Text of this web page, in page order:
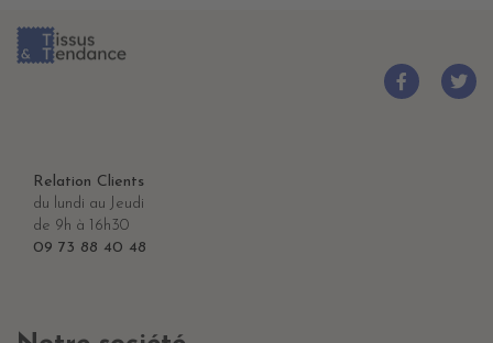
Relation Clients
du lundi au Jeudi
de 9h à 16h30
09 73 88 40 48